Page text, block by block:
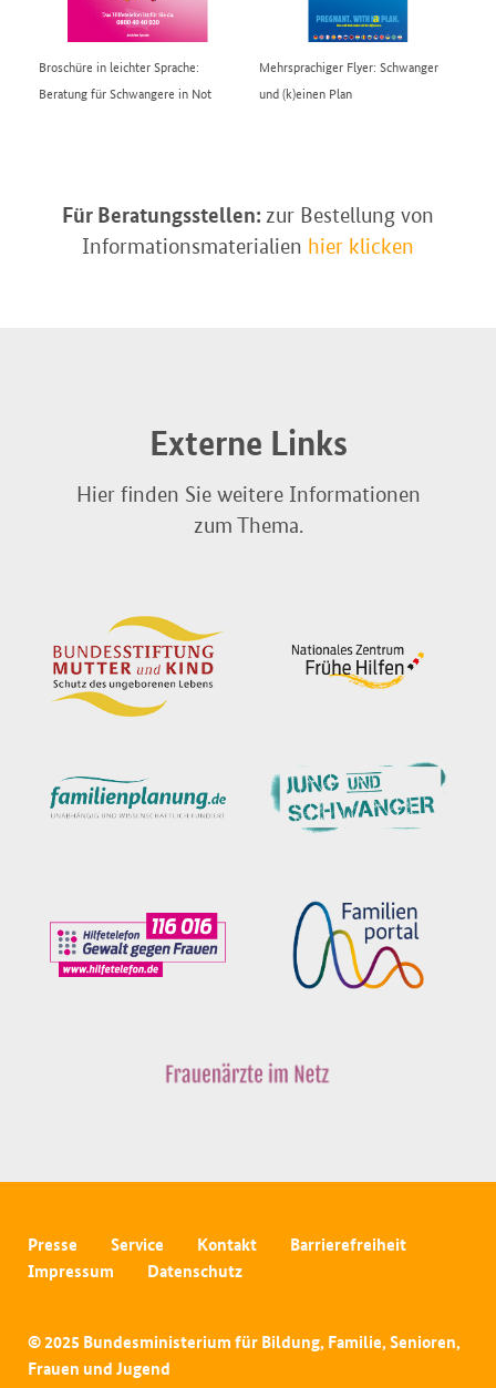
Broschüre in leichter Sprache:
Beratung für Schwangere in Not
Mehrsprachiger Flyer: Schwanger
und (k)einen Plan
Für Beratungsstellen: zur Bestellung von
Informationsmaterialien hier klicken
Externe Links
Hier finden Sie weitere Informationen
zum Thema.
Presse Service Kontakt
Barrierefreiheit
Impressum
Datenschutz
© 2025 Bundesministerium für Bildung, Familie, Senioren,
Frauen und Jugend